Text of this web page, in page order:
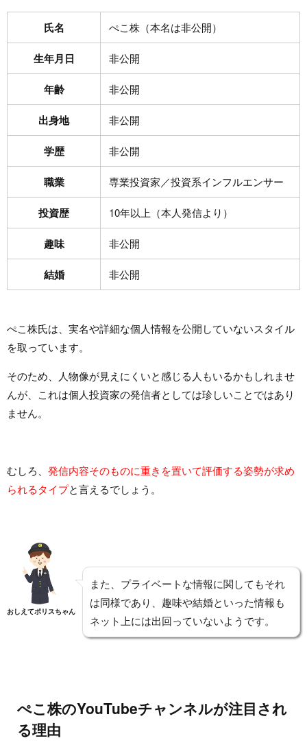
氏名 ぺこ株（本名は非公開）
生年月日 非公開
年齢 非公開
出身地 非公開
学歴 非公開
職業 専業投資家／投資系インフルエンサー
投資歴 10年以上（本人発信より）
趣味 非公開
結婚 非公開
ぺこ株氏は、実名や詳細な個人情報を公開していないスタイル
を取っています。
そのため、人物像が見えにくいと感じる人もいるかもしれませ
んが、これは個人投資家の発信者としては珍しいことではあり
ません。
むしろ、 発信内容そのものに重きを置いて評価する姿勢が求め
られるタイプと言えるでしょう。
おしえてポリスちゃん
また、プライベートな情報に関してもそれ
は同様であり、趣味や結婚といった情報も
ネット上には出回っていないようです。
ぺこ株のYouTubeチャンネルが注目され
る理由